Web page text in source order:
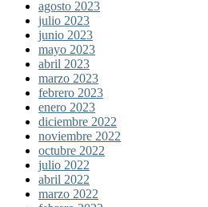
agosto 2023
julio 2023
junio 2023
mayo 2023
abril 2023
marzo 2023
febrero 2023
enero 2023
diciembre 2022
noviembre 2022
octubre 2022
julio 2022
abril 2022
marzo 2022